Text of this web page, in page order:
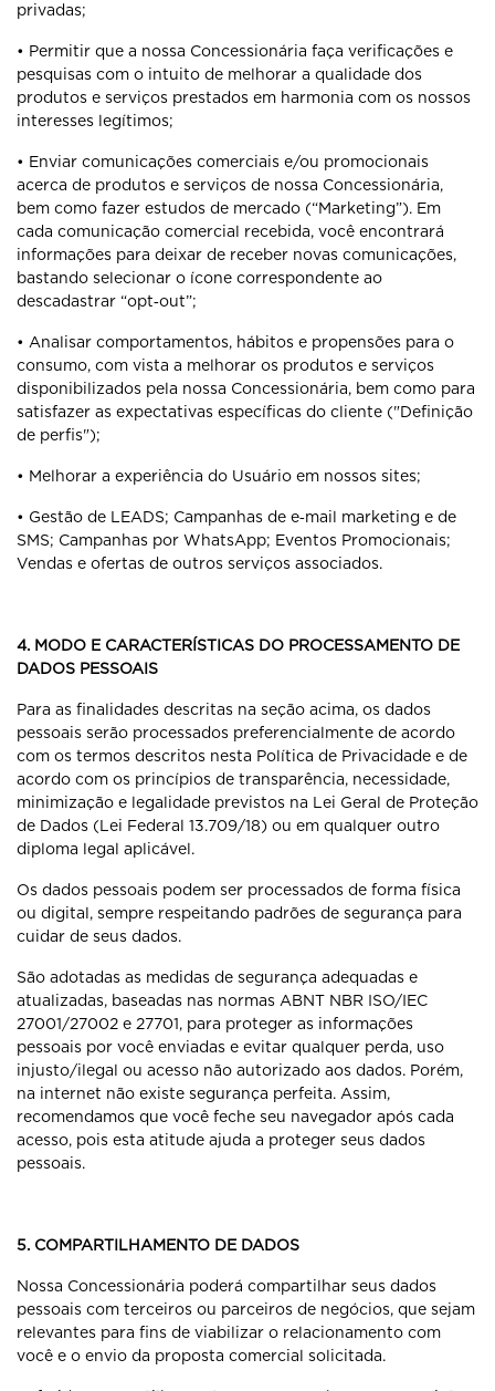
privadas;
• Permitir que a nossa Concessionária faça verificações e
pesquisas com o intuito de melhorar a qualidade dos
produtos e serviços prestados em harmonia com os nossos
interesses legítimos;
• Enviar comunicações comerciais e/ou promocionais
acerca de produtos e serviços de nossa Concessionária,
bem como fazer estudos de mercado (“Marketing”). Em
cada comunicação comercial recebida, você encontrará
informações para deixar de receber novas comunicações,
bastando selecionar o ícone correspondente ao
descadastrar “opt‐out”;
• Analisar comportamentos, hábitos e propensões para o
consumo, com vista a melhorar os produtos e serviços
disponibilizados pela nossa Concessionária, bem como para
satisfazer as expectativas específicas do cliente ("Definição
de perfis");
• Melhorar a experiência do Usuário em nossos sites;
• Gestão de LEADS; Campanhas de e‐mail marketing e de
SMS; Campanhas por WhatsApp; Eventos Promocionais;
Vendas e ofertas de outros serviços associados.
4. MODO E CARACTERÍSTICAS DO PROCESSAMENTO DE
DADOS PESSOAIS
Para as finalidades descritas na seção acima, os dados
pessoais serão processados preferencialmente de acordo
com os termos descritos nesta Política de Privacidade e de
acordo com os princípios de transparência, necessidade,
minimização e legalidade previstos na Lei Geral de Proteção
de Dados (Lei Federal 13.709/18) ou em qualquer outro
diploma legal aplicável.
Os dados pessoais podem ser processados de forma física
ou digital, sempre respeitando padrões de segurança para
cuidar de seus dados.
São adotadas as medidas de segurança adequadas e
atualizadas, baseadas nas normas ABNT NBR ISO/IEC
27001/27002 e 27701, para proteger as informações
pessoais por você enviadas e evitar qualquer perda, uso
injusto/ilegal ou acesso não autorizado aos dados. Porém,
na internet não existe segurança perfeita. Assim,
recomendamos que você feche seu navegador após cada
acesso, pois esta atitude ajuda a proteger seus dados
pessoais.
5. COMPARTILHAMENTO DE DADOS
Nossa Concessionária poderá compartilhar seus dados
pessoais com terceiros ou parceiros de negócios, que sejam
relevantes para fins de viabilizar o relacionamento com
você e o envio da proposta comercial solicitada.